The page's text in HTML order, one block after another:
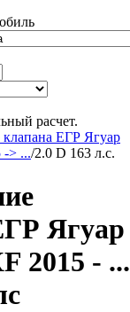
расчет.
ЕГР Ягуар
> .../2.0 D 163 л.с.
Ягуар
2015 - ...